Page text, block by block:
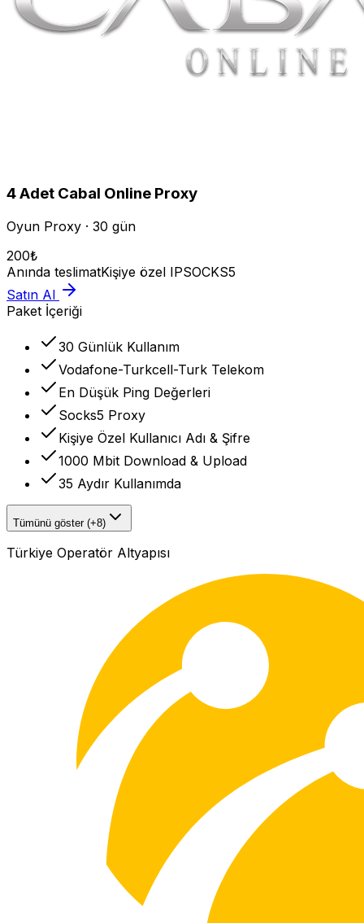
4Adet Cabal Online Proxy
Oyun Proxy · 30 gün
200₺
Anında teslimatKişiye özel IPSOCKS5
Satın Al
Paket İçeriği
30 Günlük Kullanım
Vodafone-Turkcell-Turk Telekom
En Düşük Ping Değerleri
Socks5 Proxy
Kişiye Özel Kullanıcı Adı & Şifre
1000 Mbit Download & Upload
35 Aydır Kullanımda
Tümünü göster (+8)
Türkiye Operatör Altyapısı